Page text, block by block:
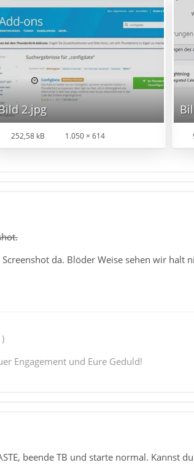
2.jpg
252,58 kB 1.050 × 614
da. Blöder Weise sehen wir halt
)
Engagement und Eure Geduld!
beende TB und starte normal. Kannst